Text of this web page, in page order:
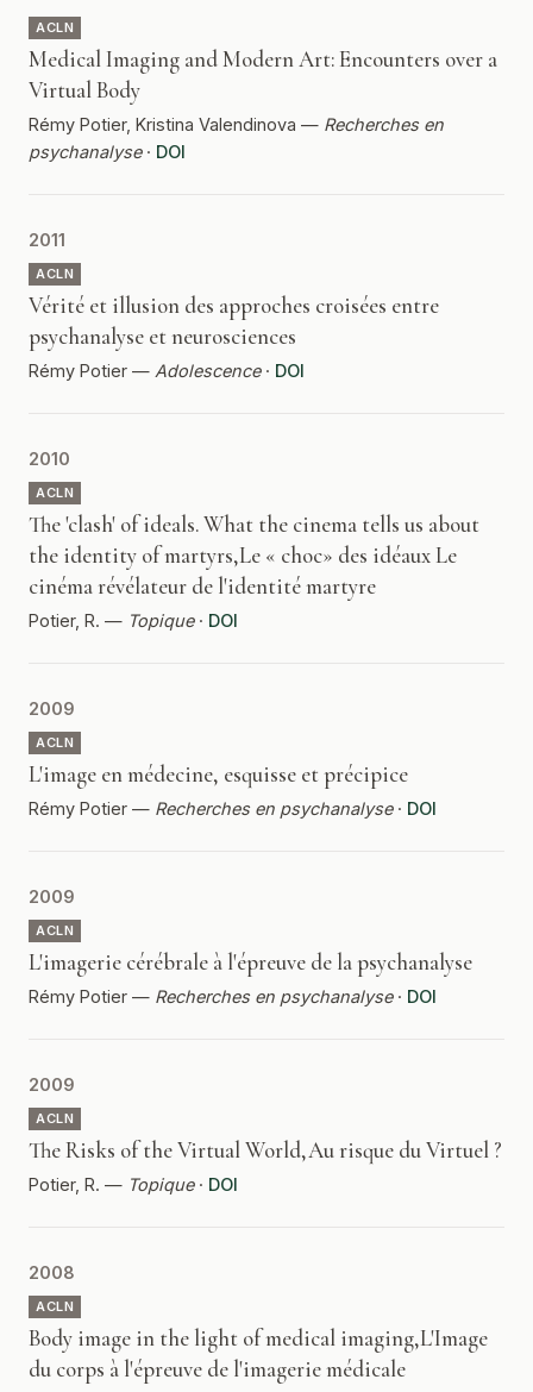
ACLN
Medical Imaging and Modern Art: Encounters over a
Virtual Body
Rémy Potier, Kristina Valendinova — Recherches en
psychanalyse· DOI
2011
ACLN
Vérité et illusion des approches croisées entre
psychanalyse et neurosciences
Rémy Potier — Adolescence· DOI
2010
ACLN
The 'clash' of ideals. What the cinema tells us about
the identity of martyrs,Le « choc» des idéaux Le
cinéma révélateur de l'identité martyre
Potier, R. — Topique· DOI
2009
ACLN
L'image en médecine, esquisse et précipice
Rémy Potier — Recherches en psychanalyse· DOI
2009
ACLN
L'imagerie cérébrale à l'épreuve de la psychanalyse
Rémy Potier — Recherches en psychanalyse· DOI
2009
ACLN
The Risks of the Virtual World,Au risque du Virtuel ?
Potier, R. — Topique· DOI
2008
ACLN
Body image in the light of medical imaging,L'Image
du corps à l'épreuve de l'imagerie médicale